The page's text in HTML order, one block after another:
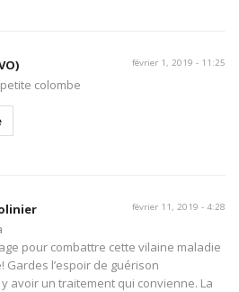
février 1, 2019 - 11:25
colombe
février 11, 2019 - 4:28
pour combattre cette vilaine maladie
Gardes l’espoir de guérison
avoir un traitement qui convienne. La